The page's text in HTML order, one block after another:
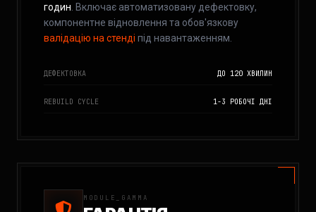
годин. Включає автоматизовану дефектовку,
компонентне відновлення та обов'язкову
валідацію на стенді під навантаженням.
ДЕФЕКТОВКА ДО 120 ХВИЛИН
REBUILD CYCLE 1-3 РОБОЧІ ДНІ
MODULE_GAMMA